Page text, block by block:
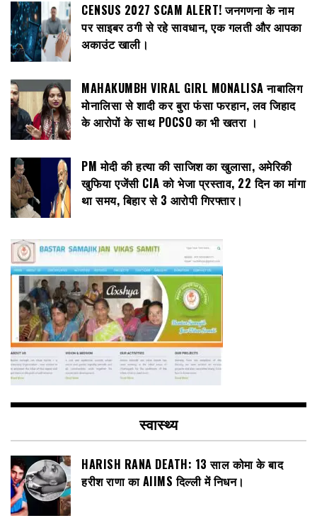
CENSUS 2027 SCAM ALERT! जनगणना के नाम
पर साइबर ठगी से रहे सावधान, एक गलती और आपका
अकाउंट खाली।
MAHAKUMBH VIRAL GIRL MONALISA नाबालिग
मोनालिसा से शादी कर बुरा फंसा फरहान, लव जिहाद
के आरोपों के साथ POCSO का भी खतरा ।
PM मोदी की हत्या की साजिश का खुलासा, अमेरिकी
खुफिया एजेंसी CIA को भेजा प्रस्ताव, 22 दिन का मांगा
था समय, बिहार से 3 आरोपी गिरफ्तार।
स्वास्थ्य
HARISH RANA DEATH: 13 साल कोमा के बाद
हरीश राणा का AIIMS दिल्ली में निधन।